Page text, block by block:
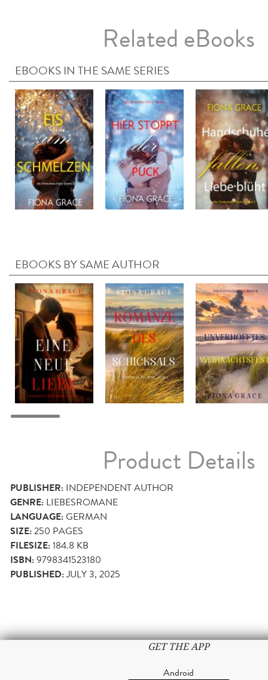
Related eBooks
EBOOKS IN THE SAME SERIES
EBOOKS BY SAME AUTHOR
Product Details
PUBLISHER: INDEPENDENT AUTHOR
GENRE: LIEBESROMANE
LANGUAGE:GERMAN
SIZE:250 PAGES
FILESIZE:184.8 KB
ISBN:9798341523180
PUBLISHED:JULY 3, 2025
GET THE APP
Android